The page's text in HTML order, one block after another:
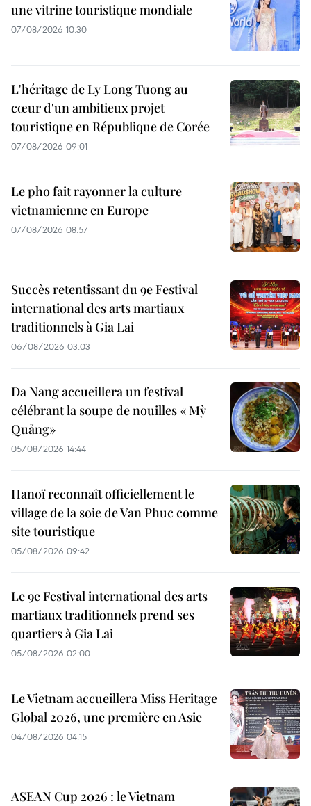
une vitrine touristique mondiale
07/08/2026 10:30
L'héritage de Ly Long Tuong au
cœur d'un ambitieux projet
touristique en République de Corée
07/08/2026 09:01
Le pho fait rayonner la culture
vietnamienne en Europe
07/08/2026 08:57
Succès retentissant du 9e Festival
international des arts martiaux
traditionnels à Gia Lai
06/08/2026 03:03
Da Nang accueillera un festival
célébrant la soupe de nouilles « Mỳ
Quảng»
05/08/2026 14:44
Hanoï reconnaît officiellement le
village de la soie de Van Phuc comme
site touristique
05/08/2026 09:42
Le 9e Festival international des arts
martiaux traditionnels prend ses
quartiers à Gia Lai
05/08/2026 02:00
Le Vietnam accueillera Miss Heritage
Global 2026, une première en Asie
04/08/2026 04:15
ASEAN Cup 2026 : le Vietnam